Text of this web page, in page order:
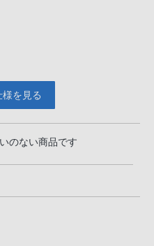
を見る
のない商品です